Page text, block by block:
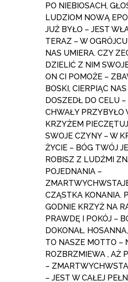
PO NIEBIOSACH,
LUDZIOM NOWĄ
JUŻ BYŁO – JEST
TERAZ – W
NAS UMIERA. CZY
DZIELIĆ Z NIM
ON CI POMOŻE –
BOSKI, CIERPIĄC
DOSZEDŁ DO CELU
CHWAŁY PRZYBYŁO
KRZYŻEM
SWOJE CZYNY – W
ŻYCIE – BÓG TWÓJ
ROBISZ Z LUDŹMI
POJEDNANIA –
CZĄSTKA KONANIA.
GODNIE KRZYŻ NA
PRAWDĘ I POKÓJ –
DOKONAŁ.
TO NASZE MOTTO –
ROZBRZMIEWA , AŻ
–
– JEST W CAŁEJ